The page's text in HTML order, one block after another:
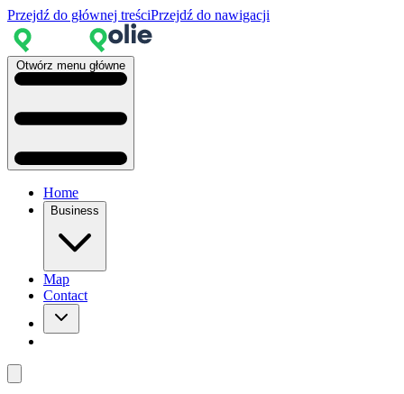
Przejdź do głównej treściPrzejdź do nawigacji
Otwórz menu główne
Home
Business
Map
Contact